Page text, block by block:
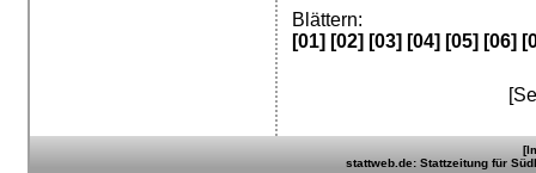
Blättern:
[01] [02] [03] [04] [05] [06]
stattweb.de: Stattzeitung für